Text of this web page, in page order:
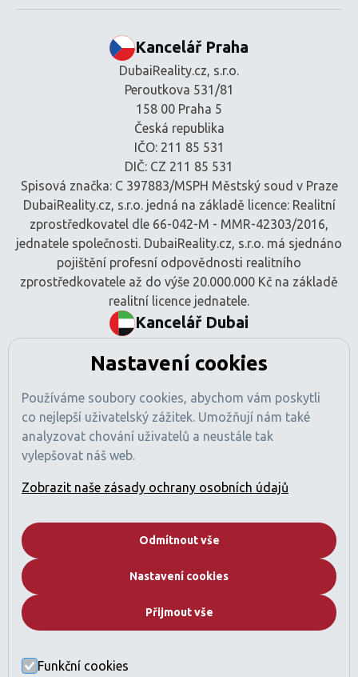
Kancelář Praha
DubaiReality.cz, s.r.o.
Peroutkova 531/81
158 00 Praha 5
Česká republika
IČO: 211 85 531
DIČ: CZ 211 85 531
Spisová značka: C 397883/MSPH Městský soud v Praze
DubaiReality.cz, s.r.o. jedná na základě licence: Realitní
zprostředkovatel dle 66-042-M - MMR-42303/2016,
jednatele společnosti. DubaiReality.cz, s.r.o. má sjednáno
pojištění profesní odpovědnosti realitního
zprostředkovatele až do výše 20.000.000 Kč na základě
realitní licence jednatele.
Kancelář Dubai
Tamani Arts Offices, Office 741
Dubaj, SAE
Číslo obchodní licence: 1470425
Registrace RERA: 49189
Obchodní registr: 2529912
Licencovaná činnost: Zprostředkování nákupu a prodeje
nemovitostí
s požadavky regulací SAE).
Kdo jsme
Developeři
Nastavení cookies
Používáme soubory cookies, abychom vám poskytli
co nejlepší uživatelský zážitek. Umožňují nám také
analyzovat chování uživatelů a neustále tak
vylepšovat náš web.
Zobrazit naše zásady ochrany osobních údajů
Odmítnout vše
Nastavení cookies
Přijmout vše
Funkční cookies